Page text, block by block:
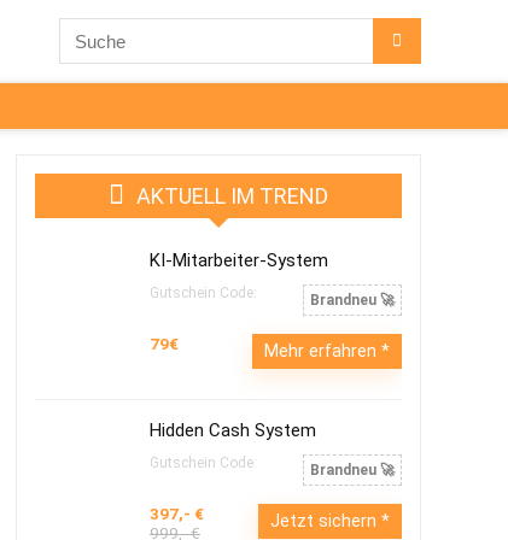
AKTUELL IM TREND
KI-Mitarbeiter-System
Gutschein Code: Brandneu 🚀
79€ Mehr erfahren
Hidden Cash System
Gutschein Code: Brandneu 🚀
397,- €
999,- €
Jetzt sichern